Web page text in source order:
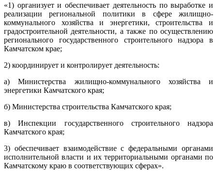
«1) организует и обеспечивает деятельность по выработке и
реализации региональной политики в сфере жилищно-
коммунального хозяйства и энергетики, строительства и
градостроительной деятельности, а также по осуществлению
регионального государственного строительного надзора в
Камчатском крае;
2) координирует и контролирует деятельность:
а) Министерства жилищно-коммунального хозяйства и
энергетики Камчатского края;
б) Министерства строительства Камчатского края;
в) Инспекции государственного строительного надзора
Камчатского края;
3) обеспечивает взаимодействие с федеральными органами
исполнительной власти и их территориальными органами по
Камчатскому краю в соответствующих сферах».